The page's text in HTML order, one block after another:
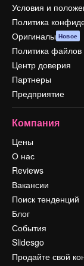
Условия и
Политика
Оригиналы Новое
Политика файлов
Центр доверия
Партнеры
Предприятие
Компания
Цены
О нас
Reviews
Вакансии
Поиск тенденций
Блог
События
Slidesgo
Продайте свой